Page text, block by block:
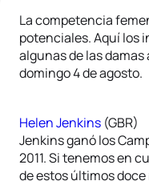
La competencia
potenciales. Aquí los
algunas de las
domingo 4 de agosto.
Helen Jenkins (GBR)
Jenkins ganó los
2011. Si tenemos en
de estos últimos